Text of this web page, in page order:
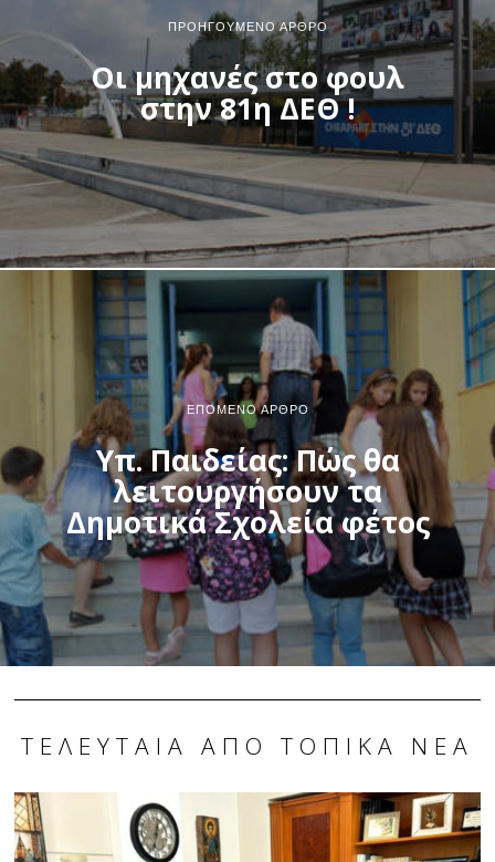
ΠΡΟΗΓΟΎΜΕΝΟ ΆΡΘΡΟ
Οι μηχανές στο φουλ
στην 81η ΔΕΘ !
ΕΠΌΜΕΝΟ ΆΡΘΡΟ
Υπ. Παιδείας: Πώς θα
λειτουργήσουν τα
Δημοτικά Σχολεία φέτος
ΤΕΛΕΥΤΑΊΑ ΑΠΌ ΤΟΠΙΚΆ ΝΈΑ